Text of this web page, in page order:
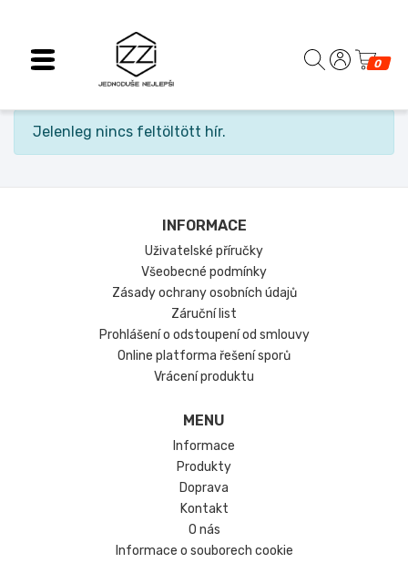
0
Jelenleg nincs feltöltött hír.
INFORMACE
Uživatelské příručky
Všeobecné podmínky
Zásady ochrany osobních údajů
Záruční list
Prohlášení o odstoupení od smlouvy
Online platforma řešení sporů
Vrácení produktu
MENU
Informace
Produkty
Doprava
Kontakt
O nás
Informace o souborech cookie